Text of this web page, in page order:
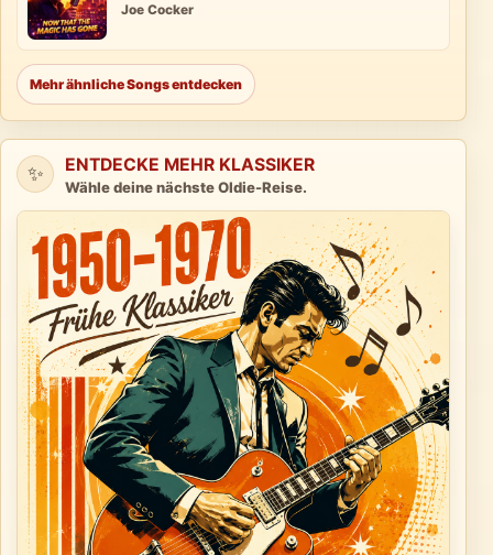
Joe Cocker
Mehr ähnliche Songs entdecken
✨ ENTDECKE MEHR KLASSIKER
Wähle deine nächste Oldie-Reise.